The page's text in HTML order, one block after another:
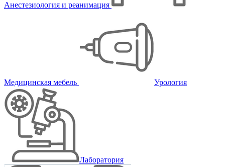
Анестезиология и реанимация
Медицинская мебель Урология
Лаборатория